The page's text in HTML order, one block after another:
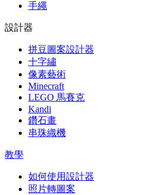
手繩
設計器
拼豆圖案設計器
十字繡
像素藝術
Minecraft
LEGO 馬賽克
Kandi
鑽石畫
串珠織機
教學
如何使用設計器
照片轉圖案